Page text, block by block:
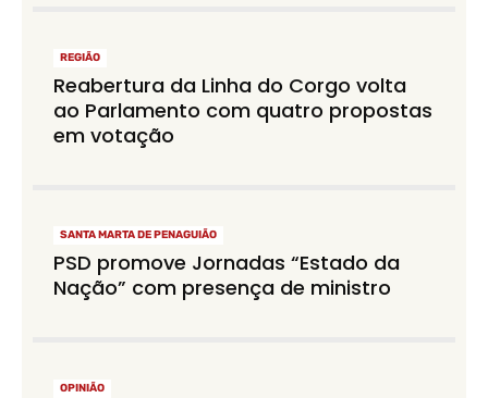
REGIÃO
Reabertura da Linha do Corgo volta
ao Parlamento com quatro propostas
em votação
SANTA MARTA DE PENAGUIÃO
PSD promove Jornadas “Estado da
Nação” com presença de ministro
OPINIÃO